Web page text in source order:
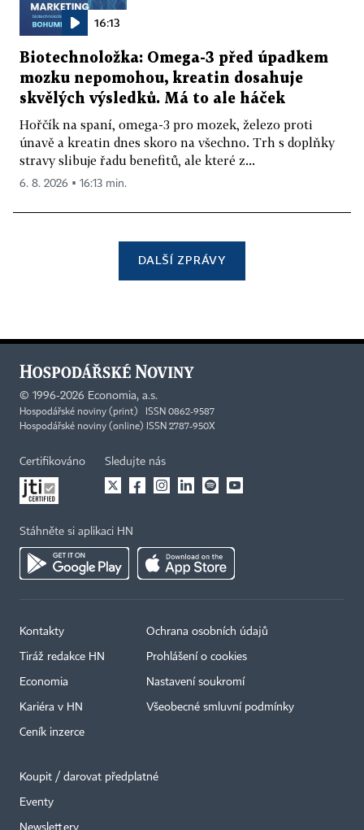
16:13
Biotechnoložka: Omega-3 před úpadkem
mozku nepomohou, kreatin dosahuje
skvělých výsledků. Má to ale háček
Hořčík na spaní, omega-3 pro mozek, železo proti
únavě a kreatin dnes skoro na všechno. Trh s doplňky
stravy slibuje řadu benefitů, ale které z...
6. 8. 2026 ▪ 16:13 min.
DALŠÍ ZPRÁVY
© 1996-2026 Economia, a.s.
Hospodářské noviny (print) ISSN 0862-9587
Hospodářské noviny (online) ISSN 2787-950X
Certifikováno Sledujte nás
Stáhněte si aplikaci HN
Kontakty
Tiráž redakce HN
Economia
Kariéra v HN
Ceník inzerce
Ochrana osobních údajů
Prohlášení o cookies
Nastavení soukromí
Všeobecné smluvní podmínky
Koupit / darovat předplatné
Eventy
Newslettery